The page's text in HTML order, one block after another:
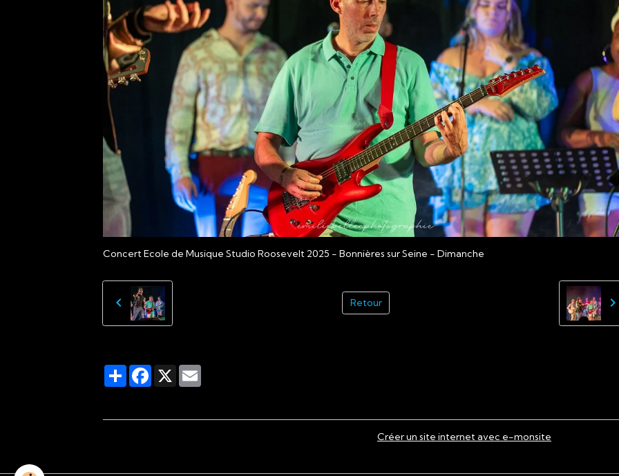
Concert Ecole de Musique Studio Roosevelt 2025 - Bonnières sur Seine - Dimanche
Retour
PartagerFacebook
X
Créer un site internet avec e-monsite